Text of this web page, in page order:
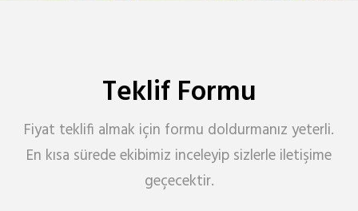
Teklif Formu
Fiyat teklifi almak için formu doldurmanız yeterli.
En kısa sürede ekibimiz inceleyip sizlerle iletişime
geçecektir.